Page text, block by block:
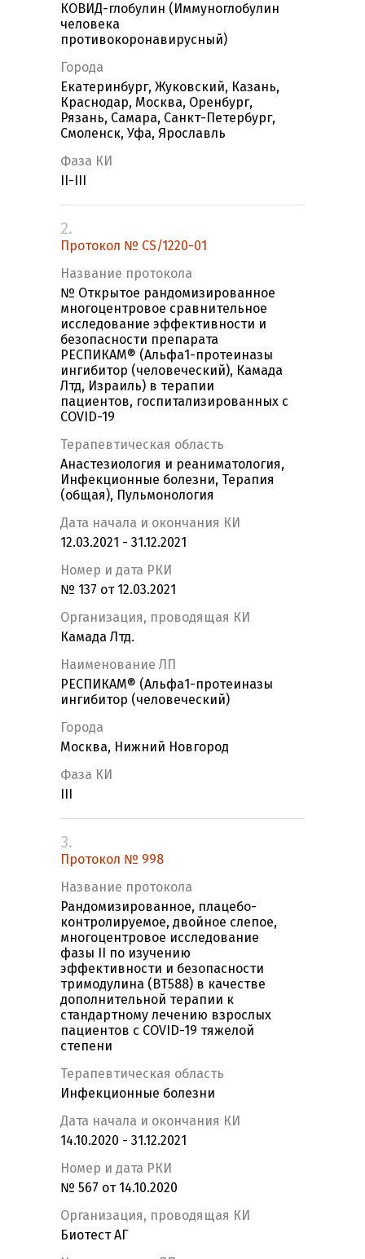
КОВИД-глобулин (Иммуноглобулин
человека
противокоронавирусный)
Города
Екатеринбург, Жуковский, Казань,
Краснодар, Москва, Оренбург,
Рязань, Самара, Санкт-Петербург,
Смоленск, Уфа, Ярославль
Фаза КИ
II-III
2.
Протокол № CS/1220-01
Название протокола
№ Открытое рандомизированное
многоцентровое сравнительное
исследование эффективности и
безопасности препарата
РЕСПИКАМ® (Альфа1-протеиназы
ингибитор (человеческий), Камада
Лтд, Израиль) в терапии
пациентов, госпитализированных с
COVID-19
Терапевтическая область
Анастезиология и реаниматология,
Инфекционные болезни, Терапия
(общая), Пульмонология
Дата начала и окончания КИ
12.03.2021 - 31.12.2021
Номер и дата РКИ
№ 137 от 12.03.2021
Организация, проводящая КИ
Камада Лтд.
Наименование ЛП
РЕСПИКАМ® (Альфа1-протеиназы
ингибитор (человеческий)
Города
Москва, Нижний Новгород
Фаза КИ
3.
Протокол № 998
Название протокола
Рандомизированное, плацебо-
контролируемое, двойное слепое,
многоцентровое исследование
фазы II по изучению
эффективности и безопасности
тримодулина (BT588) в качестве
дополнительной терапии к
стандартному лечению взрослых
пациентов с COVID-19 тяжелой
степени
Терапевтическая область
Инфекционные болезни
Дата начала и окончания КИ
14.10.2020 - 31.12.2021
Номер и дата РКИ
№ 567 от 14.10.2020
Организация, проводящая КИ
Биотест АГ